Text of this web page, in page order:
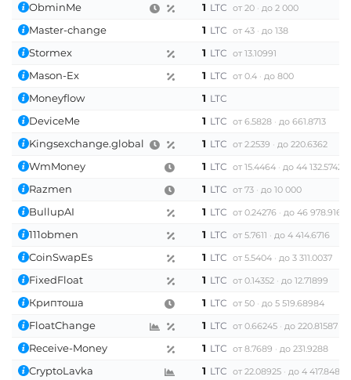
ObminMe 1 LTC от 20 до 2 000
Master-change 1 LTC от 43 до 138
Stormex 1 LTC от 13.10991
Mason-Ex 1 LTC от 0.4 до 800
Moneyflow 1 LTC
DeviceMe 1 LTC от 6.5828 до 661.8713
Kingsexchange.global 1 LTC от 2.2539 до 220.6362
WmMoney 1 LTC от 15.4464 до 44 132.57425
Razmen 1 LTC от 73 до 10 000
BullupAI 1 LTC от 0.24276 до 46
111obmen 1 LTC от 5.7611 до 4 414.6716
CoinSwapEs 1 LTC от 5.5404 до 3 311.0037
FixedFloat 1 LTC от 0.14352 до 12.71899
Криптоша 1 LTC от 50 до 5 519.68984
FloatChange 1 LTC от 0.66245 до 220.81587
Receive-Money 1 LTC от 8.7689 до 231.9288
CryptoLavka 1 LTC от 22.08925 до 4 417.84899